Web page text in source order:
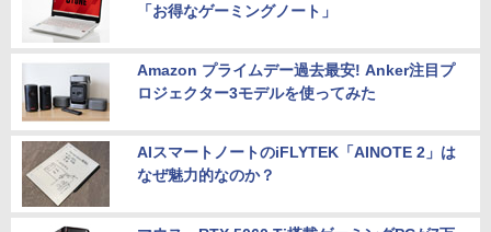
「お得なゲーミングノート」
Amazon プライムデー過去最安! Anker注目プ
ロジェクター3モデルを使ってみた
AIスマートノートのiFLYTEK「AINOTE 2」は
なぜ魅力的なのか？